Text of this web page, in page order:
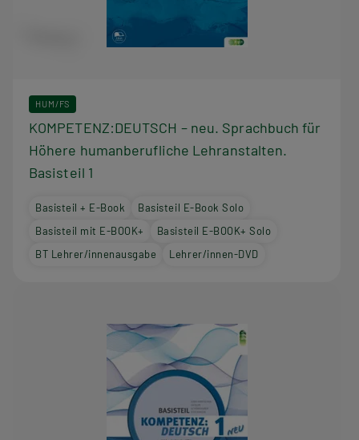
HUM/FS
KOMPETENZ:DEUTSCH – neu. Sprachbuch für
Höhere humanberufliche Lehranstalten.
Basisteil 1
Basisteil + E-Book
Basisteil E-Book Solo
Basisteil mit E-BOOK+
Basisteil E-BOOK+ Solo
BT Lehrer/innenausgabe
Lehrer/innen-DVD